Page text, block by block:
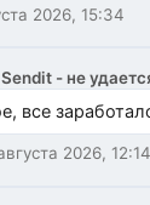
2026, 15:34
- не
все
2026, 12:14